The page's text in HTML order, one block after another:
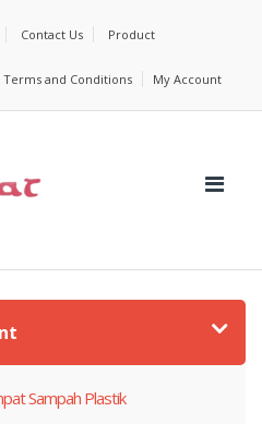
Contact Us Product
Terms and Conditions My Account
Sampah Plastik